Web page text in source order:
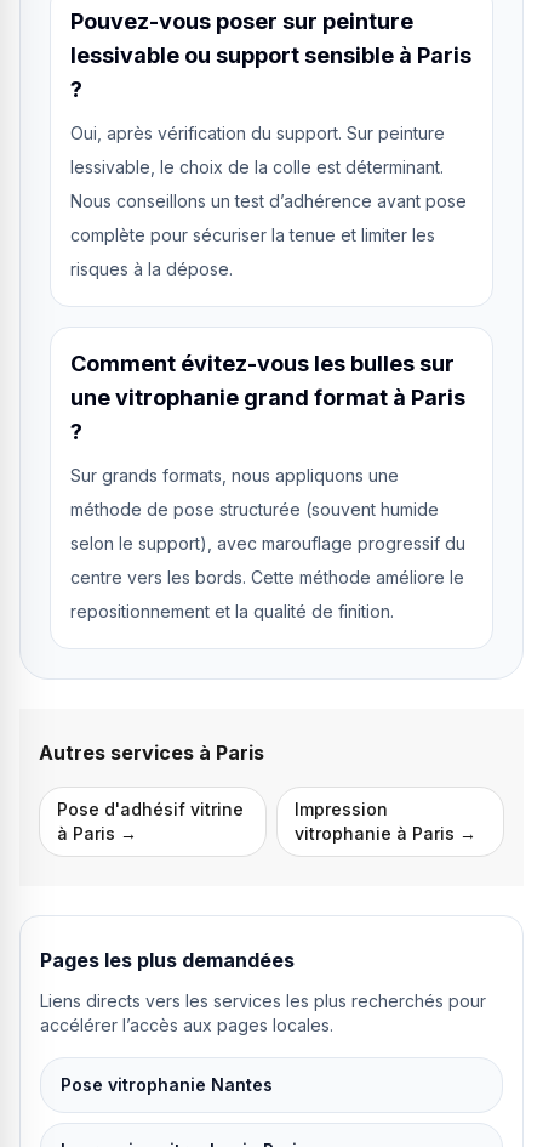
Pouvez-vous poser sur peinture
lessivable ou support sensible à Paris
?
Oui, après vérification du support. Sur peinture
lessivable, le choix de la colle est déterminant.
Nous conseillons un test d’adhérence avant pose
complète pour sécuriser la tenue et limiter les
risques à la dépose.
Comment évitez-vous les bulles sur
une vitrophanie grand format à Paris
?
Sur grands formats, nous appliquons une
méthode de pose structurée (souvent humide
selon le support), avec marouflage progressif du
centre vers les bords. Cette méthode améliore le
repositionnement et la qualité de finition.
Autres services à Paris
Pose d'adhésif vitrine
à Paris →
Impression
vitrophanie à Paris →
Pages les plus demandées
Liens directs vers les services les plus recherchés pour
accélérer l’accès aux pages locales.
Pose vitrophanie Nantes